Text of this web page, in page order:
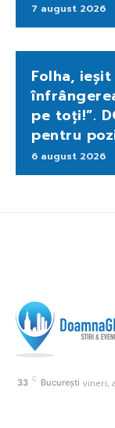
7 august 2026
Folha,
pe toți!”.
pentru
6 august 2026
33 C București vineri,